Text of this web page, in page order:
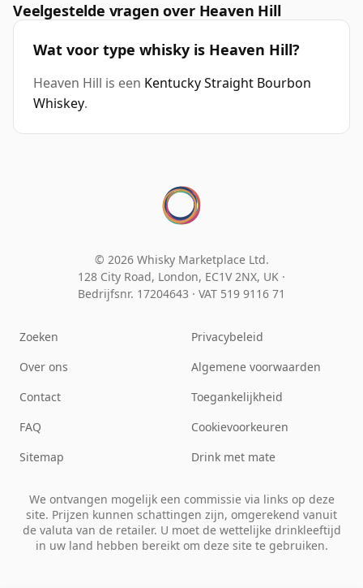
Veelgestelde vragen over Heaven Hill
Wat voor type whisky is Heaven Hill?
Heaven Hill is een Kentucky Straight Bourbon
Whiskey.
© 2026 Whisky Marketplace Ltd.
128 City Road, London, EC1V 2NX, UK ·
Bedrijfsnr. 17204643 · VAT 519 9116 71
Zoeken
Over ons
Contact
FAQ
Sitemap
Privacybeleid
Algemene voorwaarden
Toegankelijkheid
Cookievoorkeuren
Drink met mate
We ontvangen mogelijk een commissie via links op deze
site. Prijzen kunnen schattingen zijn, omgerekend vanuit
de valuta van de retailer. U moet de wettelijke drinkleeftijd
in uw land hebben bereikt om deze site te gebruiken.